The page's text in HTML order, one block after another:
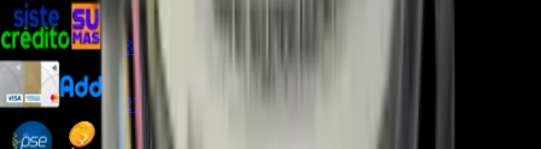
303.807
278.490